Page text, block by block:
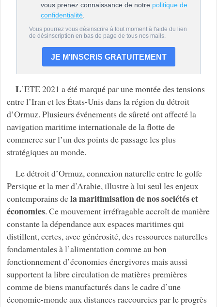
L’ETE 2021 a été marqué par une montée des tensions
entre l’Iran et les États-Unis dans la région du détroit
d’Ormuz. Plusieurs événements de sûreté ont affecté la
navigation maritime internationale de la flotte de
commerce sur l’un des points de passage les plus
stratégiques au monde.
Le détroit d’Ormuz, connexion naturelle entre le golfe
Persique et la mer d’Arabie, illustre à lui seul les enjeux
contemporains dela maritimisation de nos sociétés et
économies. Ce mouvement irréfragable accroît de manière
constante la dépendance aux espaces maritimes qui
distillent, certes, avec générosité, des ressources naturelles
fondamentales à l’alimentation comme au bon
fonctionnement d’économies énergivores mais aussi
supportent la libre circulation de matières premières
comme de biens manufacturés dans le cadre d’une
économie-monde aux distances raccourcies par le progrès